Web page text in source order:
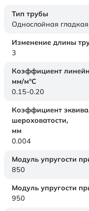
Тип трубы
Однослойная гладкая
Изменение длины
3
Коэффициент
мм/м°С
0.15-0.20
Коэффициент
шероховатости,
мм
0.004
Модуль упругости
850
Модуль упругости
950